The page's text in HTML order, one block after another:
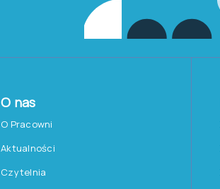
O nas
O Pracowni
Aktualności
Czytelnia